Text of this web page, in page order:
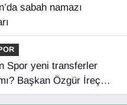
Başkan Özgür İreç